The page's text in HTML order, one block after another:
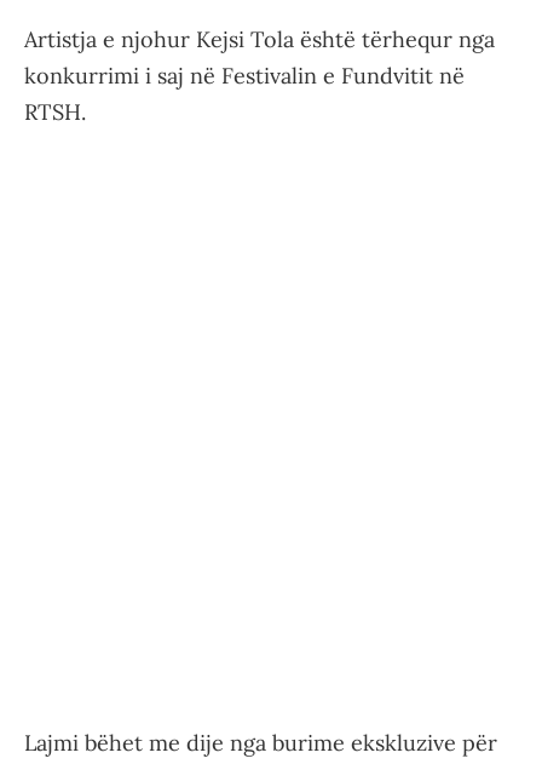
Artistja e njohur Kejsi Tola është tërhequr nga
konkurrimi i saj në Festivalin e Fundvitit në
RTSH.
Lajmi bëhet me dije nga burime ekskluzive për